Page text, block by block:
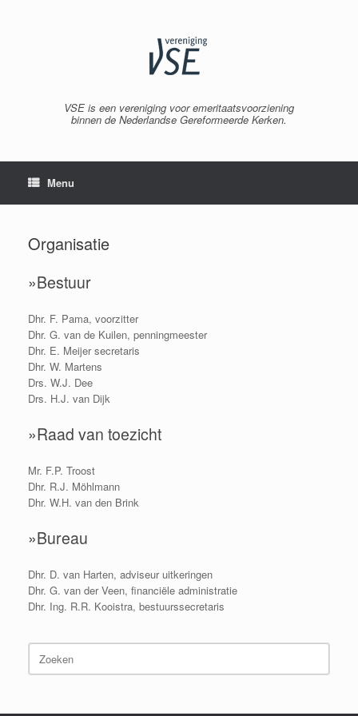
VSE is een vereniging voor emeritaatsvoorziening
binnen de Nederlandse Gereformeerde Kerken.
Menu
Organisatie
»Bestuur
Dhr. F. Pama, voorzitter
Dhr. G. van de Kuilen, penningmeester
Dhr. E. Meijer secretaris
Dhr. W. Martens
Drs. W.J. Dee
Drs. H.J. van Dijk
»Raad van toezicht
Mr. F.P. Troost
Dhr. R.J. Möhlmann
Dhr. W.H. van den Brink
»Bureau
Dhr. D. van Harten, adviseur uitkeringen
Dhr. G. van der Veen, financiële administratie
Dhr. Ing. R.R. Kooistra, bestuurssecretaris
Zoeken
naar: